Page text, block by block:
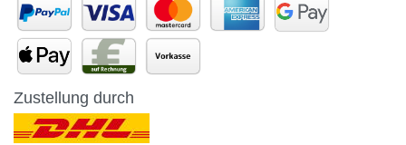
Zustellung durch